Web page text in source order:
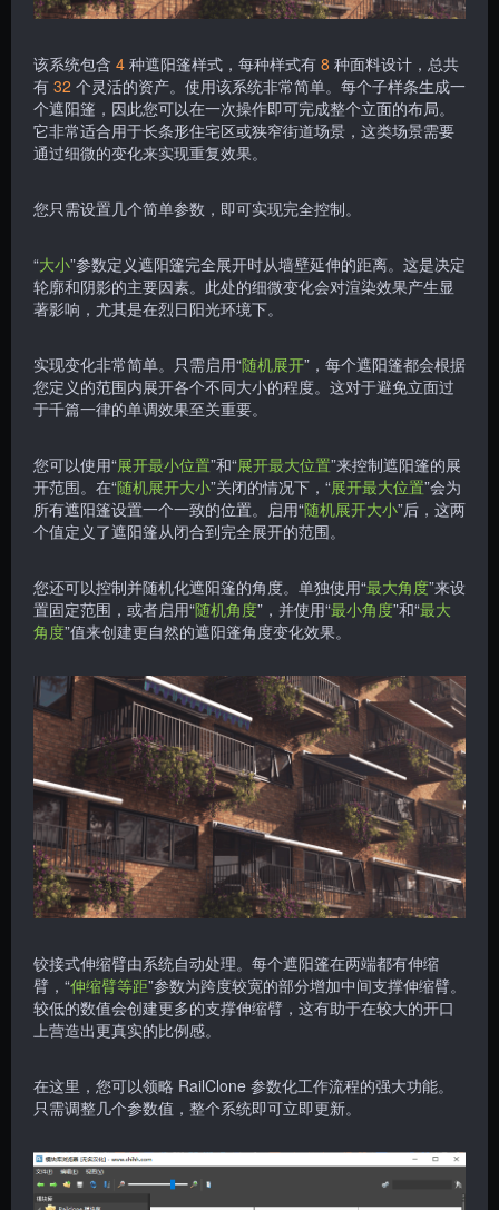
该系统包含 4 种遮阳篷样式，每种样式有 8 种面料设计，总共
有 32 个灵活的资产。使用该系统非常简单。每个子样条生成一
个遮阳篷，因此您可以在一次操作即可完成整个立面的布局。
它非常适合用于长条形住宅区或狭窄街道场景，这类场景需要
通过细微的变化来实现重复效果。
您只需设置几个简单参数，即可实现完全控制。
“大小”参数定义遮阳篷完全展开时从墙壁延伸的距离。这是决定
轮廓和阴影的主要因素。此处的细微变化会对渲染效果产生显
著影响，尤其是在烈日阳光环境下。
实现变化非常简单。只需启用“随机展开”，每个遮阳篷都会根据
您定义的范围内展开各个不同大小的程度。这对于避免立面过
于千篇一律的单调效果至关重要。
您可以使用“展开最小位置”和“展开最大位置”来控制遮阳篷的展
开范围。在“随机展开大小”关闭的情况下，“展开最大位置”会为
所有遮阳篷设置一个一致的位置。启用“随机展开大小”后，这两
个值定义了遮阳篷从闭合到完全展开的范围。
您还可以控制并随机化遮阳篷的角度。单独使用“最大角度”来设
置固定范围，或者启用“随机角度”，并使用“最小角度”和“最大
角度”值来创建更自然的遮阳篷角度变化效果。
铰接式伸缩臂由系统自动处理。每个遮阳篷在两端都有伸缩
臂，“伸缩臂等距”参数为跨度较宽的部分增加中间支撑伸缩臂。
较低的数值会创建更多的支撑伸缩臂，这有助于在较大的开口
上营造出更真实的比例感。
在这里，您可以领略 RailClone 参数化工作流程的强大功能。
只需调整几个参数值，整个系统即可立即更新。